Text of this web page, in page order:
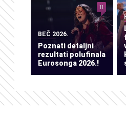
BEČ 2026.
Poznati detaljni
rezultati polufinala
Eurosonga 2026.!
11